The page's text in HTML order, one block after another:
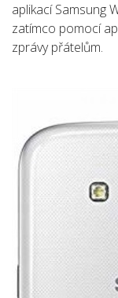
aplikací Samsung
zatímco pomocí
zprávy přátelům.